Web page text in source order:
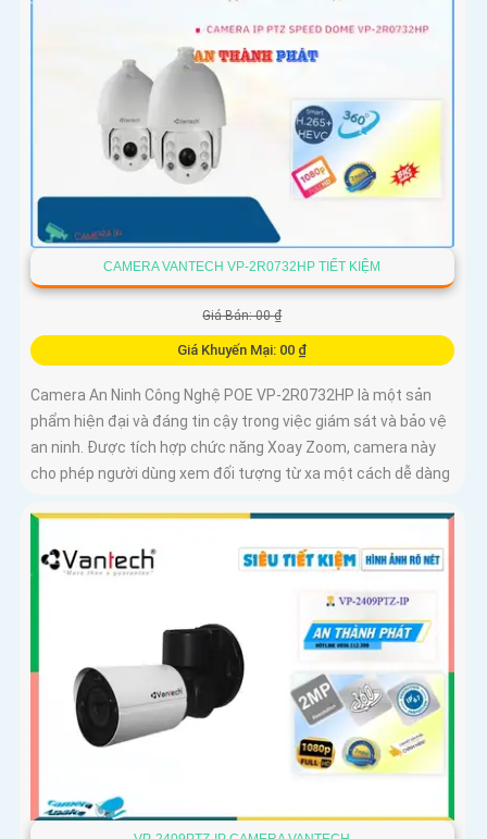
CAMERA VANTECH VP-2R0732HP TIẾT KIỆM
Giá Bán: 00 ₫
Giá Khuyến Mại: 00 ₫
Camera An Ninh Công Nghệ POE VP-2R0732HP là một sản
phẩm hiện đại và đáng tin cậy trong việc giám sát và bảo vệ
an ninh. Được tích hợp chức năng Xoay Zoom, camera này
cho phép người dùng xem đối tượng từ xa một cách dễ dàng